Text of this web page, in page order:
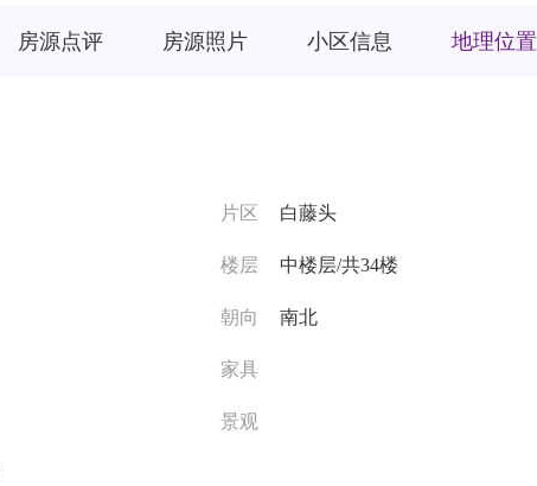
房源点评 房源照片 小区信息 地理位置
片区 白藤头
楼层 中楼层/共34楼
朝向 南北
家具
景观